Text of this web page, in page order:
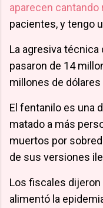
aparecen cantando
pacientes, y tengo
La agresiva
pasaron de 14
millones de
El fentanilo es una
matado a más
muertos por
de sus versiones
Los fiscales
alimentó la